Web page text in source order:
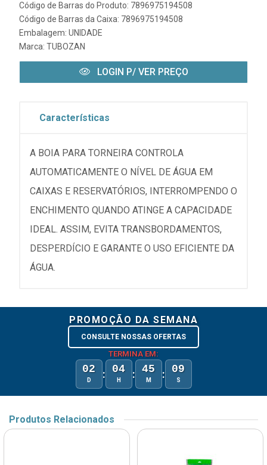
Código de Barras do Produto: 7896975194508
Código de Barras da Caixa: 7896975194508
Embalagem: UNIDADE
Marca: TUBOZAN
LOGIN P/ VER PREÇO
Características
A BOIA PARA TORNEIRA CONTROLA
AUTOMATICAMENTE O NÍVEL DE ÁGUA EM
CAIXAS E RESERVATÓRIOS, INTERROMPENDO O
ENCHIMENTO QUANDO ATINGE A CAPACIDADE
IDEAL. ASSIM, EVITA TRANSBORDAMENTOS,
DESPERDÍCIO E GARANTE O USO EFICIENTE DA
ÁGUA.
PROMOÇÃO DA SEMANA
CONSULTE NOSSAS OFERTAS
TERMINA EM:
02
D : 04
H : 45
M : 09
S
Produtos Relacionados